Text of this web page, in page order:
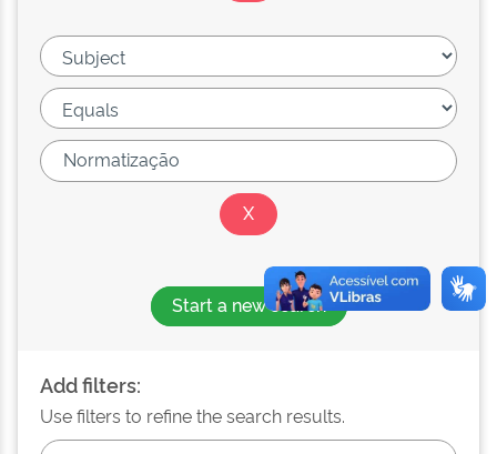
Start a new search
Add filters:
Use filters to refine the search results.